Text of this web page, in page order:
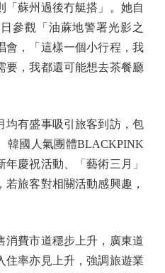
「蘇州過後冇艇搭」。她自
參觀「油蔴地警署光影之
會，「這樣一個小行程，我
要，我都還可能想去茶餐廳
有盛事吸引旅客到訪，包
韓國人氣團體BLACKPINK
慶祝活動、「藝術三月」
旅客對相關活動感興趣，
費市道穩步上升，廣東道
住率亦見上升，強調旅遊業